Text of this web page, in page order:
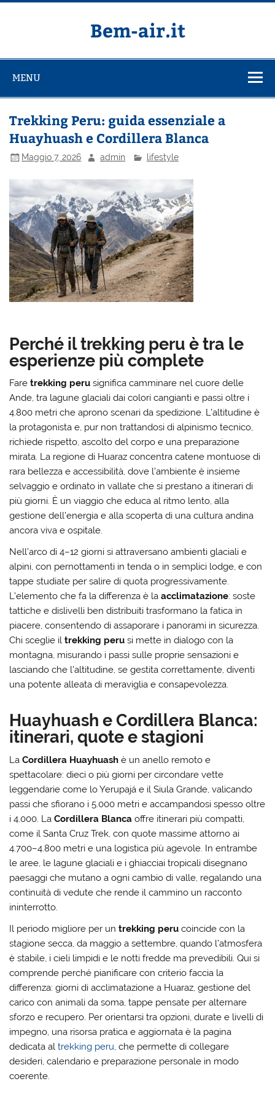
Salta
Bem-air.it
MENU
Trekking Peru: guida essenziale a
Huayhuash e Cordillera Blanca
Maggio 7, 2026 admin lifestyle
Perché il trekking peru è tra le
esperienze più complete
Faretrekking peru significa camminare nel cuore delle
Ande, tra lagune glaciali dai colori cangianti e passi oltre i
4.800 metri che aprono scenari da spedizione. L’altitudine è
la protagonista e, pur non trattandosi di alpinismo tecnico,
richiede rispetto, ascolto del corpo e una preparazione
mirata. La regione di Huaraz concentra catene montuose di
rara bellezza e accessibilità, dove l’ambiente è insieme
selvaggio e ordinato in vallate che si prestano a itinerari di
più giorni. È un viaggio che educa al ritmo lento, alla
gestione dell’energia e alla scoperta di una cultura andina
ancora viva e ospitale.
Nell’arco di 4–12 giorni si attraversano ambienti glaciali e
alpini, con pernottamenti in tenda o in semplici lodge, e con
tappe studiate per salire di quota progressivamente.
L’elemento che fa la differenza è laacclimatazione: soste
tattiche e dislivelli ben distribuiti trasformano la fatica in
piacere, consentendo di assaporare i panorami in sicurezza.
Chi sceglie iltrekking peru si mette in dialogo con la
montagna, misurando i passi sulle proprie sensazioni e
lasciando che l’altitudine, se gestita correttamente, diventi
una potente alleata di meraviglia e consapevolezza.
Huayhuash e Cordillera Blanca:
itinerari, quote e stagioni
LaCordillera Huayhuash è un anello remoto e
spettacolare: dieci o più giorni per circondare vette
leggendarie come lo Yerupajá e il Siula Grande, valicando
passi che sfiorano i 5.000 metri e accampandosi spesso oltre
i 4.000. LaCordillera Blanca offre itinerari più compatti,
come il Santa Cruz Trek, con quote massime attorno ai
4.700–4.800 metri e una logistica più agevole. In entrambe
le aree, le lagune glaciali e i ghiacciai tropicali disegnano
paesaggi che mutano a ogni cambio di valle, regalando una
continuità di vedute che rende il cammino un racconto
ininterrotto.
Il periodo migliore per untrekking peru coincide con la
stagione secca, da maggio a settembre, quando l’atmosfera
è stabile, i cieli limpidi e le notti fredde ma prevedibili. Qui si
comprende perché pianificare con criterio faccia la
differenza: giorni di acclimatazione a Huaraz, gestione del
carico con animali da soma, tappe pensate per alternare
sforzo e recupero. Per orientarsi tra opzioni, durate e livelli di
impegno, una risorsa pratica e aggiornata è la pagina
dedicata altrekking peru, che permette di collegare
desideri, calendario e preparazione personale in modo
coerente.